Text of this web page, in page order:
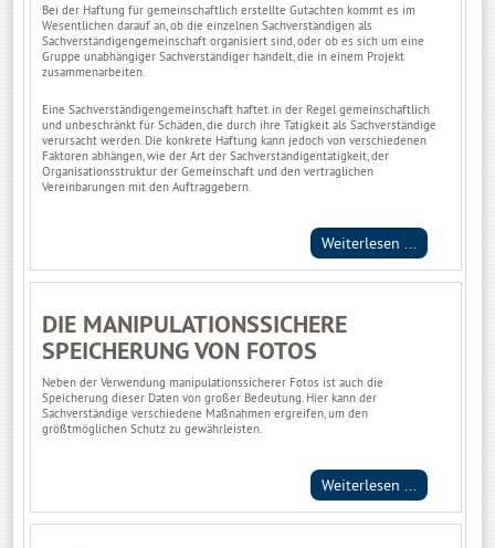
Bei der Haftung für gemeinschaftlich erstellte Gutachten kommt es im
Wesentlichen darauf an, ob die einzelnen Sachverständigen als
Sachverständigengemeinschaft organisiert sind, oder ob es sich um eine
Gruppe unabhängiger Sachverständiger handelt, die in einem Projekt
zusammenarbeiten.
Eine Sachverständigengemeinschaft haftet in der Regel gemeinschaftlich
und unbeschränkt für Schäden, die durch ihre Tätigkeit als Sachverständige
verursacht werden. Die konkrete Haftung kann jedoch von verschiedenen
Faktoren abhängen, wie der Art der Sachverständigentätigkeit, der
Organisationsstruktur der Gemeinschaft und den vertraglichen
Vereinbarungen mit den Auftraggebern.
Weiterlesen ...
DIE MANIPULATIONSSICHERE
SPEICHERUNG VON FOTOS
Neben der Verwendung manipulationssicherer Fotos ist auch die
Speicherung dieser Daten von großer Bedeutung. Hier kann der
Sachverständige verschiedene Maßnahmen ergreifen, um den
größtmöglichen Schutz zu gewährleisten.
Weiterlesen ...